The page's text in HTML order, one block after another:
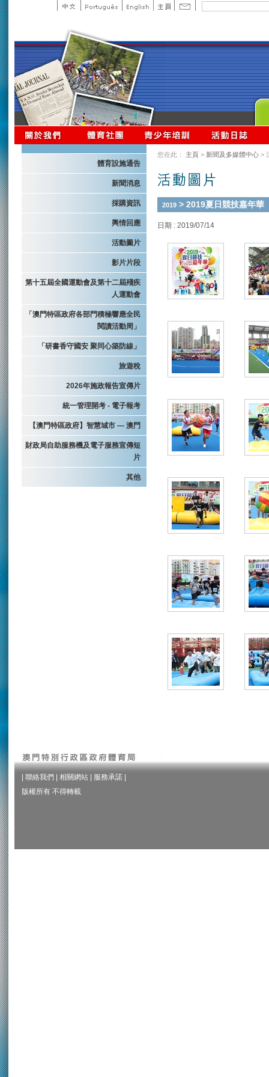
體育設施通告
新聞消息
採購資訊
輿情回應
活動圖片
影片片段
第十五屆全國運動會及第十二屆殘疾
人運動會
「澳門特區政府各部門積極響應全民
閱讀活動周」
「研書香守國安 聚同心築防線」
旅遊稅
2026年施政報告宣傳片
統一管理開考 - 電子報考
【澳門特區政府】智慧城市 — 澳門
財政局自助服務機及電子服務宣傳短
片
其他
您在此： 主頁 > 新聞及多媒體中心 >
2019 > 2019夏日競技嘉年華
日期 : 2019/07/14
聯絡我們 相關網站 服務承諾
版權所有 不得轉載